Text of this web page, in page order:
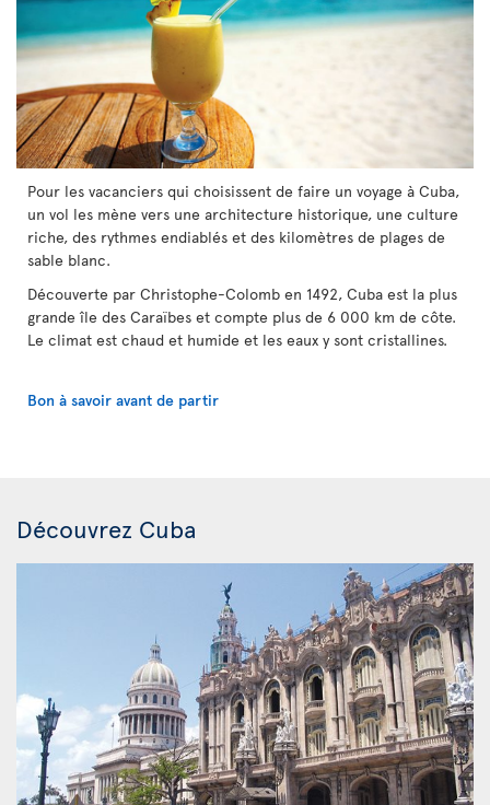
Pour les vacanciers qui choisissent de faire un voyage à Cuba,
un vol les mène vers une architecture historique, une culture
riche, des rythmes endiablés et des kilomètres de plages de
sable blanc.
Découverte par Christophe-Colomb en 1492, Cuba est la plus
grande île des Caraïbes et compte plus de 6 000 km de côte.
Le climat est chaud et humide et les eaux y sont cristallines.
Bon à savoir avant de partir
Découvrez Cuba